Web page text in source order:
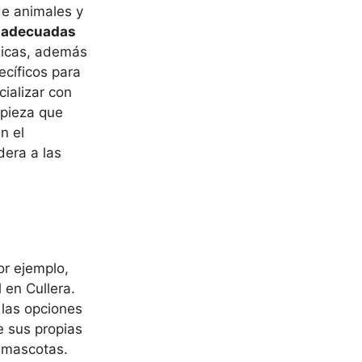
animales y
además
para
con
que
el
a las
ejemplo,
en Cullera.
opciones
sus propias